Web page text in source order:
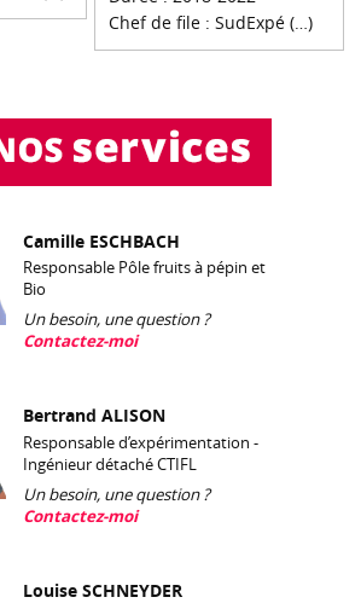
Chef de file : SudExpé (…)
Camille ESCHBACH
Responsable Pôle fruits à pépin et
Bio
Un besoin, une question ?
Contactez-moi
Bertrand ALISON
Responsable d’expérimentation -
Ingénieur détaché CTIFL
Un besoin, une question ?
Contactez-moi
Louise SCHNEYDER